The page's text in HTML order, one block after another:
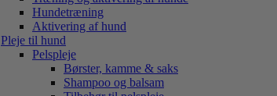
Hundetræning
Aktivering af hund
Pleje til hund
Pelspleje
Børster, kamme & saks
Shampoo og balsam